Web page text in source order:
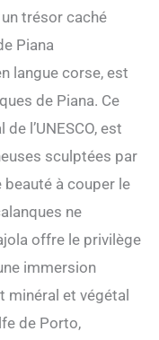
un trésor caché
Piana
langue corse, est
de Piana. Ce
l’UNESCO, est
sculptées par
beauté à couper le
ne
offre le privilège
immersion
minéral et végétal
de Porto,